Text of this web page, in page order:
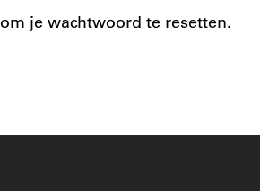
om je wachtwoord te resetten.